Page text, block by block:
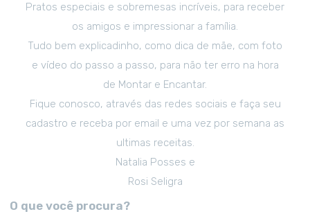
Pratos especiais e sobremesas incríveis, para receber
os amigos e impressionar a família.
Tudo bem explicadinho, como dica de mãe, com foto
e vídeo do passo a passo, para não ter erro na hora
de Montar e Encantar.
Fique conosco, através das redes sociais e faça seu
cadastro e receba por email e uma vez por semana as
ultimas receitas.
Natalia Posses e
Rosi Seligra
O que você procura?